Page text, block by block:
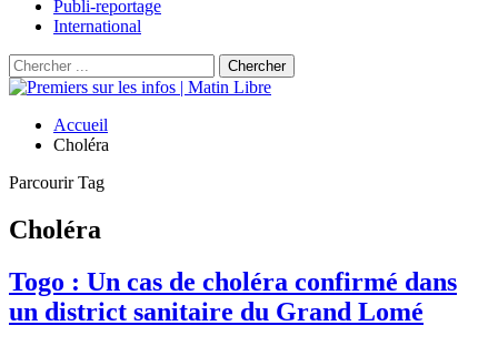
Publi-reportage
International
Accueil
Choléra
Parcourir Tag
Choléra
Togo : Un cas de choléra confirmé dans
un district sanitaire du Grand Lomé